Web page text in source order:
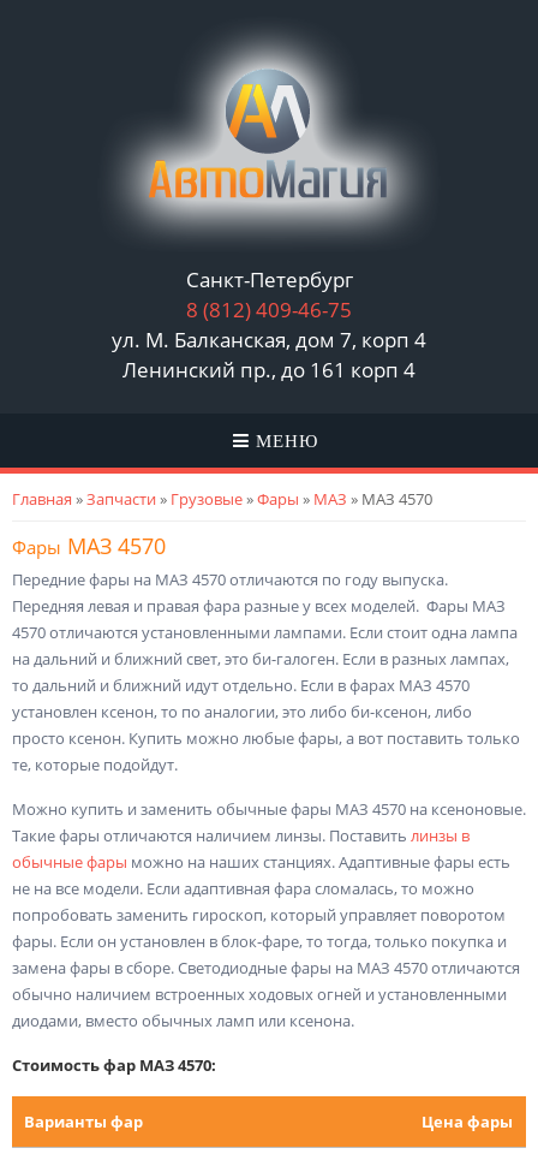
Санкт-Петербург
8 (812)409-46-75
ул. М. Балканская, дом 7, корп 4
Ленинский пр., до 161 корп 4
МЕНЮ
Вы здесь
Главная »Запчасти» Грузовые»Фары » МАЗ » МАЗ 4570
Фары МАЗ 4570
Передние фары на МАЗ 4570 отличаются по году выпуска.
Передняя левая и правая фара разные у всех моделей. Фары МАЗ
4570 отличаются установленными лампами. Если стоит одна лампа
на дальний и ближний свет, это би-галоген. Если в разных лампах,
то дальний и ближний идут отдельно. Если в фарах МАЗ 4570
установлен ксенон, то по аналогии, это либо би-ксенон, либо
просто ксенон. Купить можно любые фары, а вот поставить только
те, которые подойдут.
Можно купить и заменить обычные фары МАЗ 4570 на ксеноновые.
Такие фары отличаются наличием линзы. Поставить линзы в
обычные фары можно на наших станциях. Адаптивные фары есть
не на все модели. Если адаптивная фара сломалась, то можно
попробовать заменить гироскоп, который управляет поворотом
фары. Если он установлен в блок-фаре, то тогда, только покупка и
замена фары в сборе. Светодиодные фары на МАЗ 4570 отличаются
обычно наличием встроенных ходовых огней и установленными
диодами, вместо обычных ламп или ксенона.
Стоимость фар МАЗ 4570:
Варианты фар Цена фары